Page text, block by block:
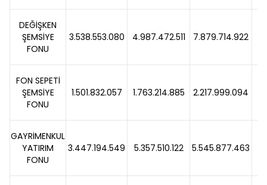
DEĞİŞKEN
ŞEMSİYE
FONU
3.538.553.080 4.987.472.511 7.879.714.922
FON SEPETİ
ŞEMSİYE
FONU
1.501.832.057 1.763.214.885 2.217.999.094
GAYRİMENKUL
YATIRIM
FONU
3.447.194.549 5.357.510.122 5.545.877.463